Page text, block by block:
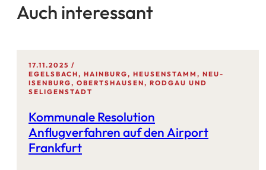
Auch interessant
17.11.2025
EGELSBACH, HAINBURG, HEUSENSTAMM, NEU-
ISENBURG, OBERTSHAUSEN, RODGAU UND
SELIGENSTADT
Kommunale Resolution
Anflugverfahren auf den Airport
Frankfurt